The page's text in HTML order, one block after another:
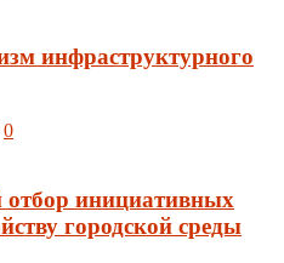
инфраструктурного
0
отбор инициативных
городской среды